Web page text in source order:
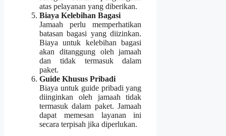
atas pelayanan yang diberikan.
Biaya Kelebihan Bagasi
Jamaah perlu memperhatikan
batasan bagasi yang diizinkan.
Biaya untuk kelebihan bagasi
akan ditanggung oleh jamaah
dan tidak termasuk dalam
paket.
Guide Khusus Pribadi
Biaya untuk guide pribadi yang
diinginkan oleh jamaah tidak
termasuk dalam paket. Jamaah
dapat memesan layanan ini
secara terpisah jika diperlukan.